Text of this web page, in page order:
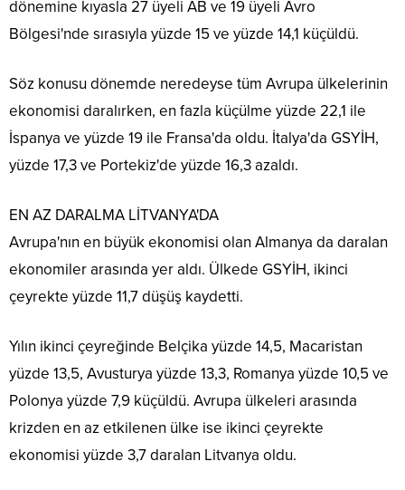
dönemine kıyasla 27 üyeli AB ve 19 üyeli Avro
Bölgesi'nde sırasıyla yüzde 15 ve yüzde 14,1 küçüldü.
Söz konusu dönemde neredeyse tüm Avrupa ülkelerinin
ekonomisi daralırken, en fazla küçülme yüzde 22,1 ile
İspanya ve yüzde 19 ile Fransa'da oldu. İtalya'da GSYİH,
yüzde 17,3 ve Portekiz'de yüzde 16,3 azaldı.
EN AZ DARALMA LİTVANYA'DA
Avrupa'nın en büyük ekonomisi olan Almanya da daralan
ekonomiler arasında yer aldı. Ülkede GSYİH, ikinci
çeyrekte yüzde 11,7 düşüş kaydetti.
Yılın ikinci çeyreğinde Belçika yüzde 14,5, Macaristan
yüzde 13,5, Avusturya yüzde 13,3, Romanya yüzde 10,5 ve
Polonya yüzde 7,9 küçüldü. Avrupa ülkeleri arasında
krizden en az etkilenen ülke ise ikinci çeyrekte
ekonomisi yüzde 3,7 daralan Litvanya oldu.